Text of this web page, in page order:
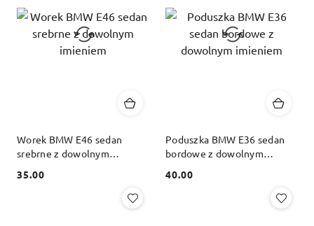
Worek BMW E46 sedan
srebrne z dowolnym
Cena:
35.00
Poduszka BMW E36 sedan
bordowe z dowolnym
Cena:
40.00